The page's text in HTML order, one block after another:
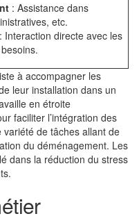
: Assistance dans
etc.
: Interaction directe avec les
à accompagner les
leur installation dans un
en étroite
faciliter l’intégration des
de tâches allant de
du déménagement. Les
dans la réduction du stress